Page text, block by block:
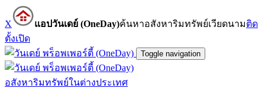
X แอปวันเดย์ (OneDay)ค้นหาอสังหาริมทรัพย์เวียดนามติด
ตั้งเปิด
Toggle navigation
อสังหาริมทรัพย์ในต่างประเทศ